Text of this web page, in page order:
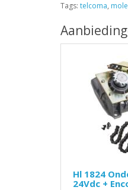
Tags: telcoma, mole
Hl 1824
24Vdc +